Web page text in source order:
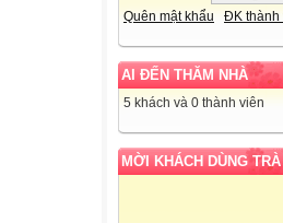
Quên mật khẩu ĐK thành
AI ĐẾN THĂM NHÀ
5 khách và 0 thành viên
MỜI KHÁCH DÙNG TRÀ